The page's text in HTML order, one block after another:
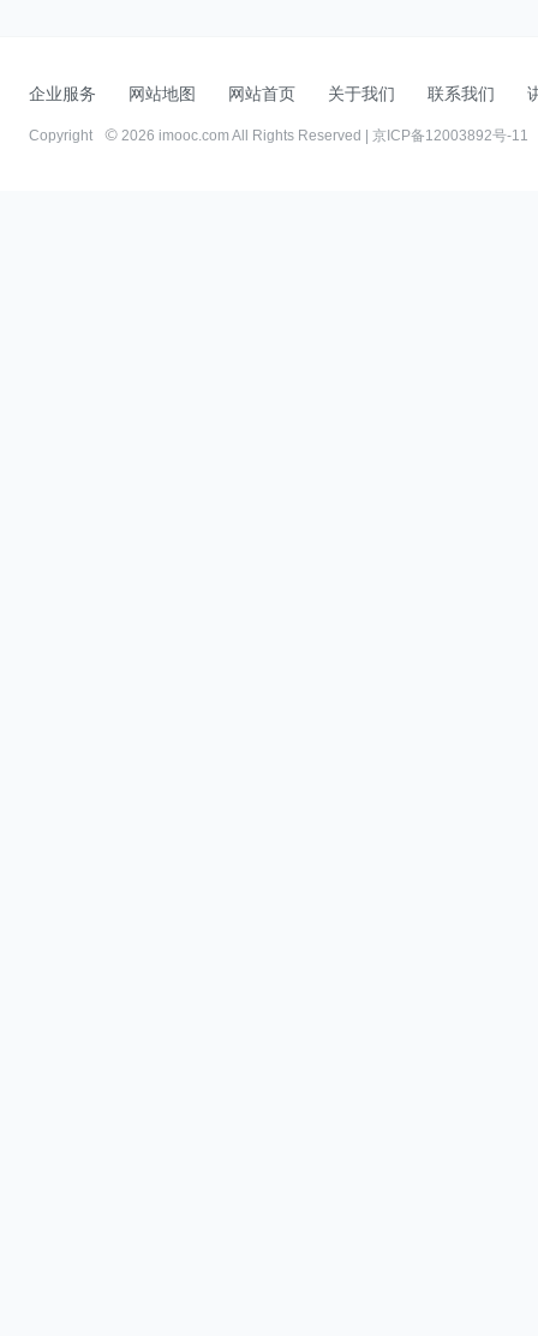
企业服务 网站地图 网站首页 关于我们 联系我们
Copyright 2026 imooc.com All Rights Reserved | 京ICP备12003892号-11